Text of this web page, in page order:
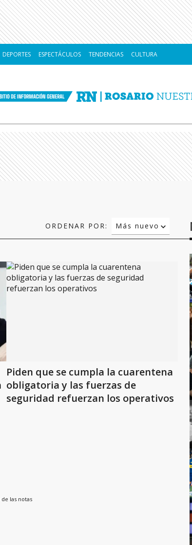
DEPORTES ESPECTÁCULOS TENDENCIAS CULTURA
ORDENAR POR:
Más nuevo
Relevancia
Piden que se cumpla la cuarentena
obligatoria y las fuerzas de
seguridad refuerzan los operativos
de las notas